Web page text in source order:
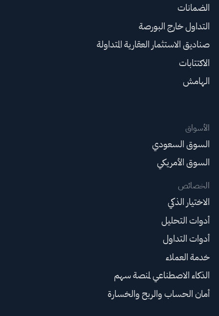
الضمانات
التداول خارج البورصة
صناديق الاستثمار العقارية المتداولة
الاكتتابات
الهامش
الأسواق
السوق السعودي
السوق الأمريكي
الخصائص
الاختيار الذكي
أدوات التحليل
أدوات التداول
خدمة العملاء
الذكاء الاصطناعي لمنصة سهم
أمان الحساب والربح والخسارة